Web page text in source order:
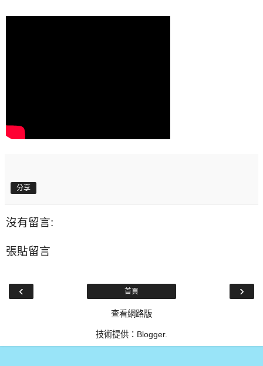
分享
沒有留言:
張貼留言
‹ ›
首頁
查看網路版
技術提供： Blogger.